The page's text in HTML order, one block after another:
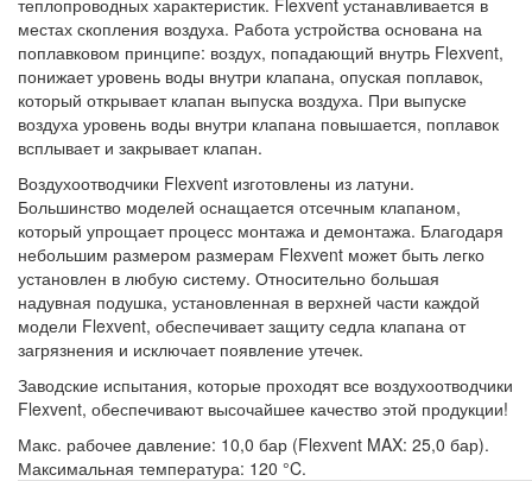
теплопроводных характеристик. Flexvent устанавливается в
местах скопления воздуха. Работа устройства основана на
поплавковом принципе: воздух, попадающий внутрь Flexvent,
понижает уровень воды внутри клапана, опуская поплавок,
который открывает клапан выпуска воздуха. При выпуске
воздуха уровень воды внутри клапана повышается, поплавок
всплывает и закрывает клапан.
Воздухоотводчики Flexvent изготовлены из латуни.
Большинство моделей оснащается отсечным клапаном,
который упрощает процесс монтажа и демонтажа. Благодаря
небольшим размером размерам Flexvent может быть легко
установлен в любую систему. Относительно большая
надувная подушка, установленная в верхней части каждой
модели Flexvent, обеспечивает защиту седла клапана от
загрязнения и исключает появление утечек.
Заводские испытания, которые проходят все воздухоотводчики
Flexvent, обеспечивают высочайшее качество этой продукции!
Макс. рабочее давление: 10,0 бар (Flexvent MAX: 25,0 бар).
Максимальная температура: 120 °C.